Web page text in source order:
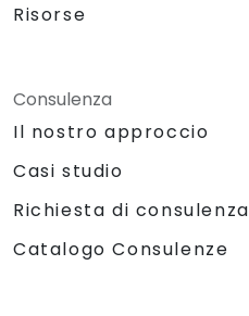
Risorse
Consulenza
Il nostro approccio
Casi studio
Richiesta di consulenza
Catalogo Consulenze